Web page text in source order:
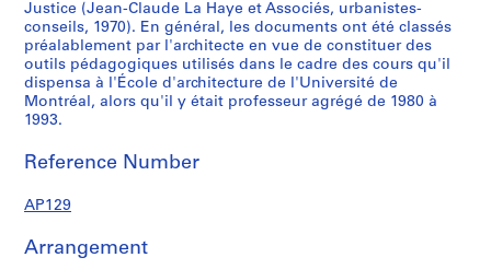
P
r
o
j
e
t
o
P
r
o
j
e
t
v
P
r
o
j
e
t
m
P
r
o
j
e
t
o
P
r
o
j
e
t
u
P
r
o
j
e
t
n
P
r
o
j
e
t
i
P
r
o
j
e
t
o
P
r
o
j
e
t
m
P
r
o
j
e
t
o
P
r
o
j
e
t
i
P
r
o
j
e
t
r
S
e
r
i
e
:
o
u
Justice (Jean-Claude La Haye et Associés, urbanistes-
conseils, 1970). En général, les documents ont été classés
préalablement par l'architecte en vue de constituer des
outils pédagogiques utilisés dans le cadre des cours qu'il
dispensa à l'École d'architecture de l'Université de
Montréal, alors qu'il y était professeur agrégé de 1980 à
1993.
Reference Number
AP129
Arrangement